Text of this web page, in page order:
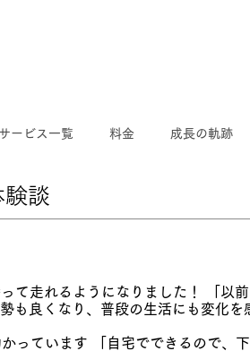
サービス一覧 料金 成長の軌跡
験談
て走れるようになりました！ 「以
も良くなり、普段の生活にも変化を
っています 「自宅でできるので、